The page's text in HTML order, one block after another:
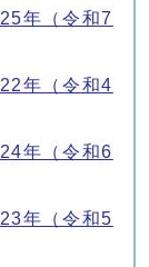
年（令和7
年（令和4
年（令和6
年（令和5